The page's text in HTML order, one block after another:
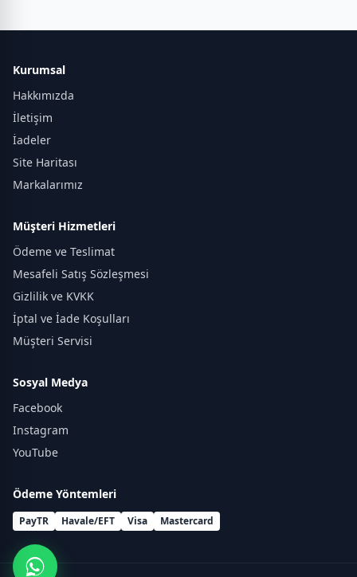
Kurumsal
Hakkımızda
İletişim
İadeler
Site Haritası
Markalarımız
Müşteri Hizmetleri
Ödeme ve Teslimat
Mesafeli Satış Sözleşmesi
Gizlilik ve KVKK
İptal ve İade Koşulları
Müşteri Servisi
Sosyal Medya
Facebook
Instagram
YouTube
Ödeme Yöntemleri
PayTR Havale/EFT Visa Mastercard